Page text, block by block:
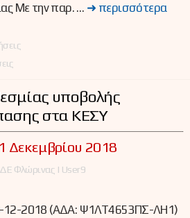
Με την παρ. … ➜ περισσότερα
υποβολής
στα ΚΕΣΥ
Δεκεμβρίου 2018
Φλώρινας | User9
12-2018 (ΑΔΑ: Ψ1ΛΤ4653ΠΣ-ΛΗ1)